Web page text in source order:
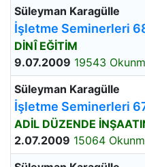
Süleyman Karagülle
İşletme Seminerleri
DİNÎ EĞİTİM
9.07.2009 19543
Süleyman Karagülle
İşletme Seminerleri
ADİL DÜZENDE
2.07.2009 15064